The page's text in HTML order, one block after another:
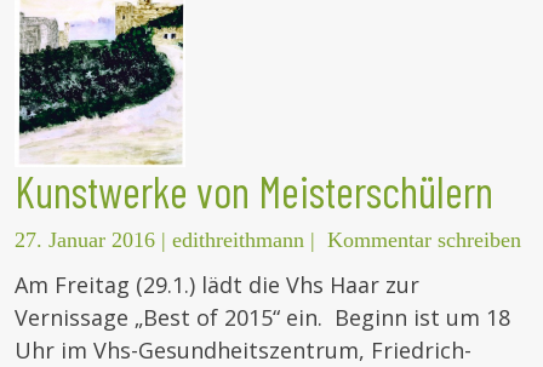
Kunstwerke von Meisterschülern
27. Januar 2016 | edithreithmann | Kommentar schreiben
Am Freitag (29.1.) lädt die Vhs Haar zur
Vernissage „Best of 2015“ ein. Beginn ist um 18
Uhr im Vhs-Gesundheitszentrum, Friedrich-